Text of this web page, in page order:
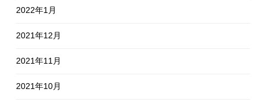
2022年1月
2021年12月
2021年11月
2021年10月